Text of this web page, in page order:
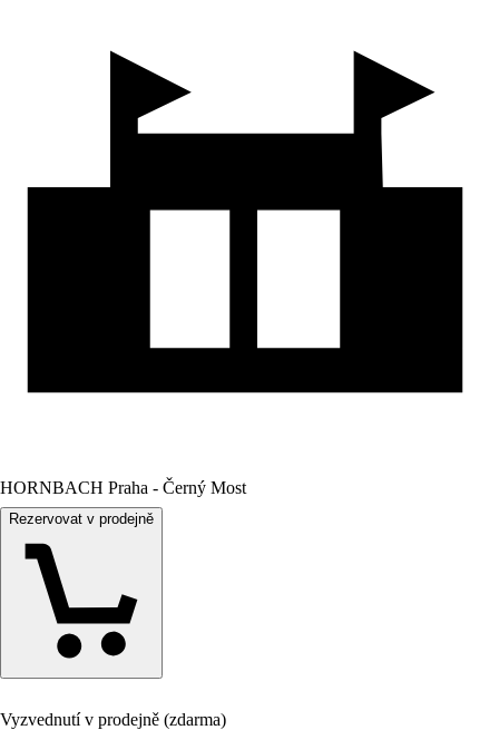
HORNBACH Praha - Černý Most
Rezervovat v prodejně
Vyzvednutí v prodejně (zdarma)